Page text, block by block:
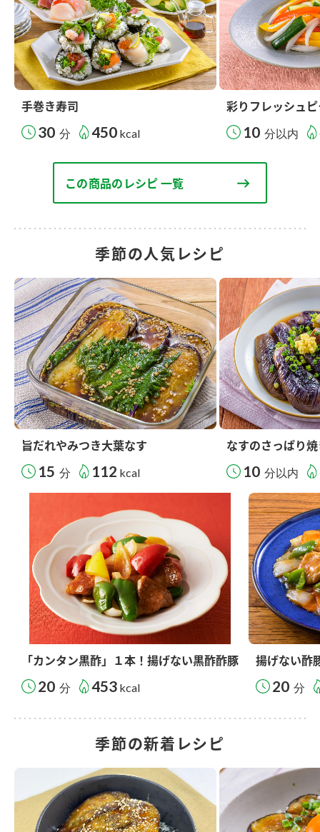
手巻き寿司
30 分 450 kcal
彩りフレッシュ
10 分以内
この商品のレシピ 一覧
季節の人気レシピ
旨だれやみつき大葉なす
15 分 112 kcal
なすのさっぱり
10 分以内
「カンタン黒酢」１本！揚げない黒酢酢豚
20 分 453 kcal
揚げない酢
20 分
季節の新着レシピ